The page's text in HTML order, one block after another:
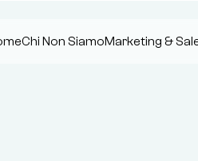
Chi Non SiamoMarketing &